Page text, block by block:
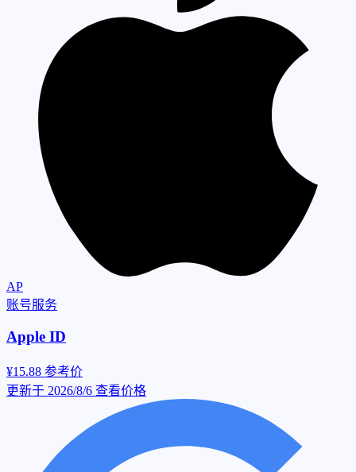
AP
账号服务
Apple ID
¥15.88 参考价
更新于 2026/8/6 查看价格